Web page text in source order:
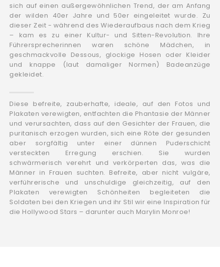
sich auf einen außergewöhnlichen Trend, der am Anfang
der wilden 40er Jahre und 50er eingeleitet wurde. Zu
dieser Zeit - während des Wiederaufbaus nach dem Krieg
– kam es zu einer Kultur- und Sitten-Revolution. Ihre
Führersprecherinnen waren schöne Mädchen, in
geschmackvolle Dessous, glockige Hosen oder Kleider
und knappe (laut damaliger Normen) Badeanzüge
gekleidet.
Diese befreite, zauberhafte, ideale, auf den Fotos und
Plakaten verewigten, entfachten die Phantasie der Männer
und verursachten, dass auf den Gesichter der Frauen, die
puritanisch erzogen wurden, sich eine Röte der gesunden
aber sorgfältig unter einer dünnen Puderschicht
versteckten Erregung erschien. Sie wurden
schwärmerisch verehrt und verkörperten das, was die
Männer in Frauen suchten. Befreite, aber nicht vulgäre,
verführerische und unschuldige gleichzeitig, auf den
Plakaten verewigten Schönheiten begleiteten die
Soldaten bei den Kriegen und ihr Stil wir eine Inspiration für
die Hollywood Stars – darunter auch Marylin Monroe!